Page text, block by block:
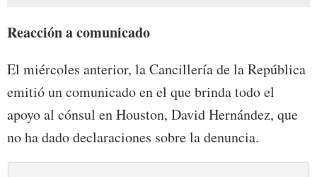
Reacción a comunicado
El miércoles anterior, la Cancillería de la República
emitió un comunicado en el que brinda todo el
apoyo al cónsul en Houston, David Hernández, que
no ha dado declaraciones sobre la denuncia.